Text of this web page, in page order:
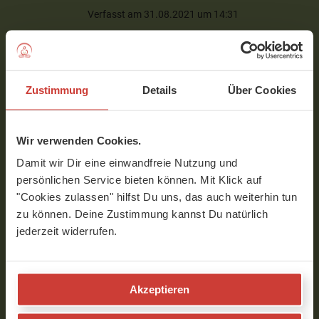
Zustimmung Details Über Cookies
Wir verwenden Cookies.
Damit wir Dir eine einwandfreie Nutzung und
persönlichen Service bieten können. Mit Klick auf
"Cookies zulassen" hilfst Du uns, das auch weiterhin tun
zu können. Deine Zustimmung kannst Du natürlich
jederzeit widerrufen.
Akzeptieren
Verfasst am 31.08.2021 um 14:31
Hallo Birgit, vielen Dank für diese
Anleitung. Meine Frage: wie geht es denn
an der Wand steht?
Danke für feedback.
Verfasst am 09.09.2019 um 14:16
als nächstes gibt man ein Bein hoch.